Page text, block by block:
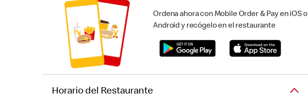
Ordena ahora con Mobile Order & Pay en iOS o
Android y recógelo en el restaurante
Horario del Restaurante